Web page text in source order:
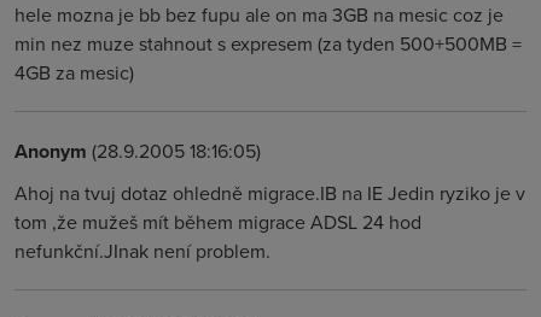
hele mozna je bb bez fupu ale on ma 3GB na mesic coz je
min nez muze stahnout s expresem (za tyden 500+500MB =
4GB za mesic)
Anonym (28.9.2005 18:16:05)
Ahoj na tvuj dotaz ohledně migrace.IB na IE Jedin ryziko je v
tom ,že mužeš mít během migrace ADSL 24 hod
nefunkční.JInak není problem.